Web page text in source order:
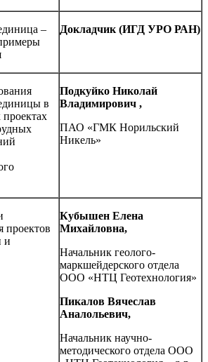
–
Докладчик (ИГД УРО РАН)
в
проектах
Подкуйко Николай
Владимирович ,
ПАО «ГМК Норильский
Никель»
проектов
и
Кубышен Елена
Михайловна,
Начальник геолого-
маркшейдерского отдела
ООО «НТЦ Геотехнология»
Пикалов Вячеслав
Аналольевич,
Начальник научно-
методического отдела ООО